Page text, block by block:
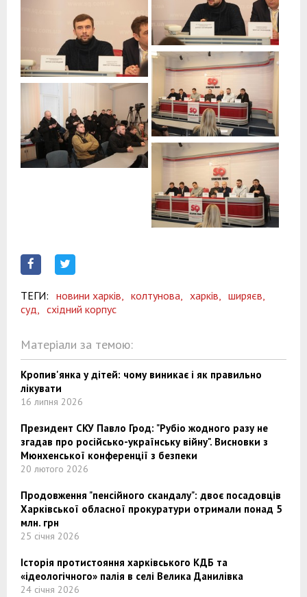
ТЕГИ: новини харків, колтунова, харків, ширяєв,
суд, східний корпус
Матеріали за темою:
Кропив'янка у дітей: чому виникає і як правильно
лікувати
16 липня 2026
Президент СКУ Павло Грод: "Рубіо жодного разу не
згадав про російсько-українську війну". Висновки з
Мюнхенської конференції з безпеки
20 лютого 2026
Продовження "пенсійного скандалу": двоє посадовців
Харківської обласної прокуратури отримали понад 5
млн. грн
25 січня 2026
Історія протистояння харківського КДБ та
«ідеологічного» палія в селі Велика Данилівка
24 січня 2026